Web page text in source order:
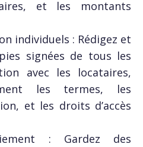
et les montants
individuels : Rédigez et
signées de tous les
avec les locataires,
les termes, les
et les droits d’accès
: Gardez des